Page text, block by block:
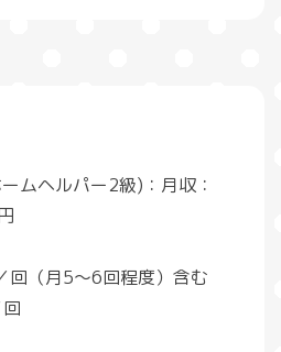
ムヘルパー2級)：月収：
（月5～6回程度）含む